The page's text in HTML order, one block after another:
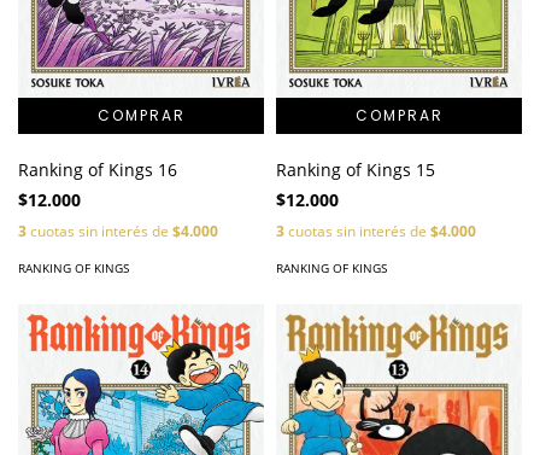
Ranking of Kings 16
$12.000
3cuotas sin interés de $4.000
RANKING OF KINGS
Ranking of Kings 15
$12.000
3cuotas sin interés de $4.000
RANKING OF KINGS